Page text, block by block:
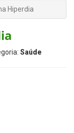
Hiperdia
Saúde